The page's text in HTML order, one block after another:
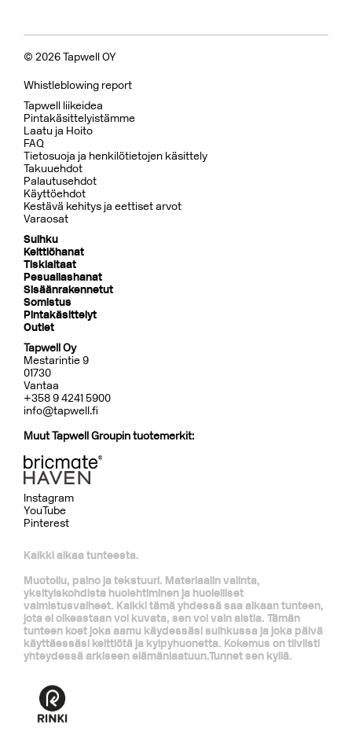
© 2026 Tapwell OY
Whistleblowing report
Tapwell liikeidea
Pintakäsittelyistämme
Laatu ja Hoito
FAQ
Tietosuoja ja henkilötietojen käsittely
Takuuehdot
Palautusehdot
Käyttöehdot
Kestävä kehitys ja eettiset arvot
Varaosat
Suihku
Keittiöhanat
Tiskialtaat
Pesuallashanat
Sisäänrakennetut
Somistus
Pintakäsittelyt
Outlet
Tapwell Oy
Mestarintie 9
01730
Vantaa
+358 9 4241 5900
info@tapwell.fi
Muut Tapwell Groupin tuotemerkit:
Kaikki alkaa tunteesta.
Muotoilu, paino ja tekstuuri. Materiaalin valinta,
yksityiskohdista huolehtiminen ja huolelliset
valmistusvaiheet. Kaikki tämä yhdessä saa aikaan tunteen,
jota ei oikeastaan voi kuvata, sen voi vain aistia. Tämän
tunteen koet joka aamu käydessäsi suihkussa ja joka päivä
käyttäessäsi keittiötä ja kylpyhuonetta. Kokemus on tiiviisti
yhteydessä arkiseen elämänlaatuun.Tunnet sen kyllä.
Instagram
YouTube
Pinterest